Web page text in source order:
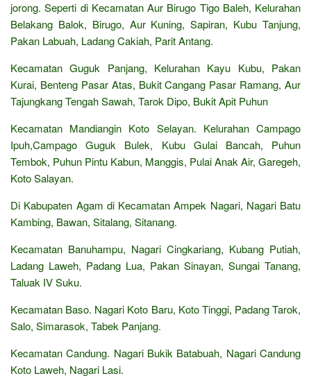
jorong. Seperti di Kecamatan Aur Birugo Tigo Baleh, Kelurahan
Belakang Balok, Birugo, Aur Kuning, Sapiran, Kubu Tanjung,
Pakan Labuah, Ladang Cakiah, Parit Antang.
Kecamatan Guguk Panjang, Kelurahan Kayu Kubu, Pakan
Kurai, Benteng Pasar Atas, Bukit Cangang Pasar Ramang, Aur
Tajungkang Tengah Sawah, Tarok Dipo, Bukit Apit Puhun
Kecamatan Mandiangin Koto Selayan. Kelurahan Campago
Ipuh,Campago Guguk Bulek, Kubu Gulai Bancah, Puhun
Tembok, Puhun Pintu Kabun, Manggis, Pulai Anak Air, Garegeh,
Koto Salayan.
Di Kabupaten Agam di Kecamatan Ampek Nagari, Nagari Batu
Kambing, Bawan, Sitalang, Sitanang.
Kecamatan Banuhampu, Nagari Cingkariang, Kubang Putiah,
Ladang Laweh, Padang Lua, Pakan Sinayan, Sungai Tanang,
Taluak IV Suku.
Kecamatan Baso. Nagari Koto Baru, Koto Tinggi, Padang Tarok,
Salo, Simarasok, Tabek Panjang.
Kecamatan Candung. Nagari Bukik Batabuah, Nagari Candung
Koto Laweh, Nagari Lasi.